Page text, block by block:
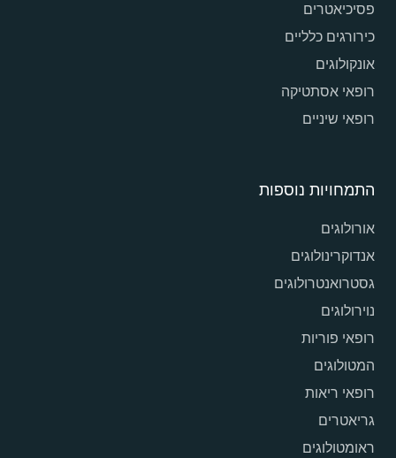
פסיכיאטרים
כירורגים כלליים
אונקולוגים
רופאי אסתטיקה
רופאי שיניים
התמחויות נוספות
אורולוגים
אנדוקרינולוגים
גסטרואנטרולוגים
נוירולוגים
רופאי פוריות
המטולוגים
רופאי ריאות
גריאטרים
ראומטולוגים